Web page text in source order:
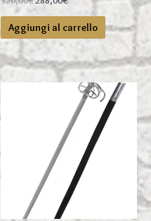
0
su
prezzo
originale
era:
320,00€.
prezzo
attuale
Aggiungi al carrello